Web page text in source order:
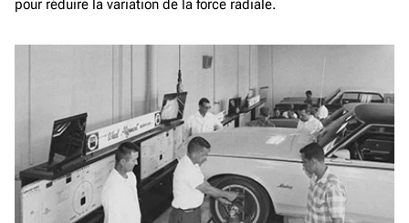
pour réduire la variation de la force radiale.